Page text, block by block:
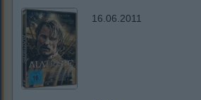
16.06.2011